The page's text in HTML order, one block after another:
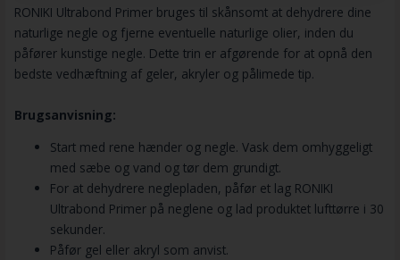
RONIKI Ultrabond Primer bruges til skånsomt at dehydrere dine
naturlige negle og fjerne eventuelle naturlige olier, inden du
påfører kunstige negle. Dette trin er afgørende for at opnå den
bedste vedhæftning af geler, akryler og pålimede tip.
Brugsanvisning:
Start med rene hænder og negle. Vask dem omhyggeligt
med sæbe og vand og tør dem grundigt.
For at dehydrere neglepladen, påfør et lag RONIKI
Ultrabond Primer på neglene og lad produktet lufttørre i 30
sekunder.
Påfør gel eller akryl som anvist.